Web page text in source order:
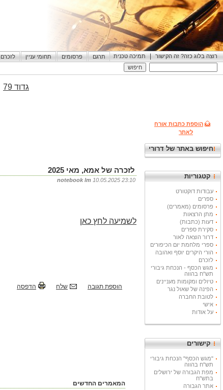
רוצה בלוג כזה? זה הקישור | תמיכה טכנית תרגם פרסומים תחומי עניין לזכרם
הוספת כתבות אורח
לאתר
חיפוש באתר של דרורי
קטגוריות
עבודות דוקטורט
ספרים
פרסומים (מאמרים)
מתן הרצאות
דעות (כתבות)
סקירת ספרים
דרור הוצאה לאור
ספרי מלחמת יום הכיפורים
הורי היקרים יוסף ואהובה
לזכרם
מגש הכסף - הנכחת גיבורי
תש"ח בהווה
טיולים ומקומות מעניינים
הפינה של שאול נגר
לטובת החברה
אישי
על אודות
קישורים
"מגש הכסף" הנכחת גיבורי
תש"ח בהווה
מפת הגבורה של ירושלים
בתש"ח
אתר הגבורה
גדוד 79
לזכרה של אמא, מאי 2025
notebook lm 10.05.2025 23:10
לשמיעה לחץ כאן
הוספת תגובה שלח הדפסה
המאמרים החדשים